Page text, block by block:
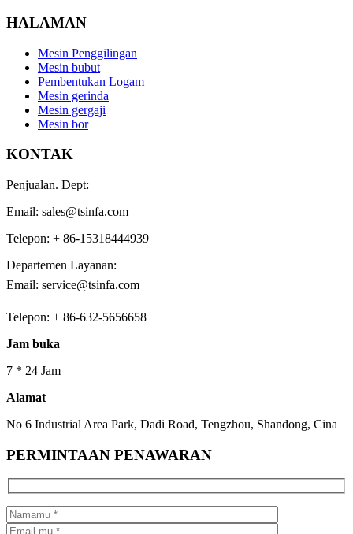
HALAMAN
Mesin Penggilingan
Mesin bubut
Pembentukan Logam
Mesin gerinda
Mesin gergaji
Mesin bor
KONTAK
Penjualan. Dept:
Email: sales@tsinfa.com
Telepon: + 86-15318444939
Departemen Layanan:
Email: service@tsinfa.com
Telepon: + 86-632-5656658
Jam buka
7 * 24 Jam
Alamat
No 6 Industrial Area Park, Dadi Road, Tengzhou, Shandong, Cina
PERMINTAAN PENAWARAN